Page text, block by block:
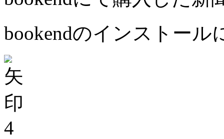
bookendのインストール
4